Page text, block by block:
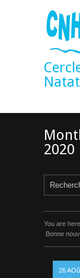
2020
You are
Bonne
26